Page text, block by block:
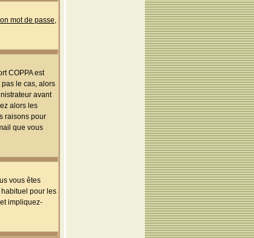
mot de passe,
COPPA est
le cas, alors
avant
alors les
raisons pour
que vous
vous êtes
pour les
impliquez-